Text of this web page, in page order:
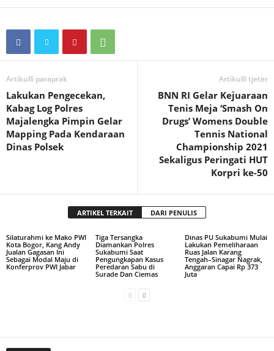
Artikulli paraprak
Lakukan Pengecekan,
Kabag Log Polres
Majalengka Pimpin Gelar
Mapping Pada Kendaraan
Dinas Polsek
Artikulli tjetër
BNN RI Gelar Kejuaraan
Tenis Meja ‘Smash On
Drugs’ Womens Double
Tennis National
Championship 2021
Sekaligus Peringati HUT
Korpri ke-50
ARTIKEL TERKAIT DARI PENULIS
Silaturahmi ke Mako PWI
Kota Bogor, Kang Andy
Jualan Gagasan Ini
Sebagai Modal Maju di
Konferprov PWI Jabar
Tiga Tersangka
Diamankan Polres
Sukabumi Saat
Pengungkapan Kasus
Peredaran Sabu di
Surade Dan Ciemas
Dinas PU Sukabumi Mulai
Lakukan Pemeliharaan
Ruas Jalan Karang
Tengah–Sinagar Nagrak,
Anggaran Capai Rp 373
Juta